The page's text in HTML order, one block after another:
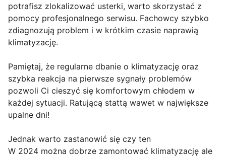
potrafisz zlokalizować usterki, warto skorzystać z
pomocy profesjonalnego serwisu. Fachowcy szybko
zdiagnozują problem i w krótkim czasie naprawią
klimatyzację.
Pamiętaj, że regularne dbanie o klimatyzację oraz
szybka reakcja na pierwsze sygnały problemów
pozwoli Ci cieszyć się komfortowym chłodem w
każdej sytuacji. Ratującą stattą wawet w największe
upalne dni!
Jednak warto zastanowić się czy ten
W 2024 można dobrze zamontować klimatyzację ale